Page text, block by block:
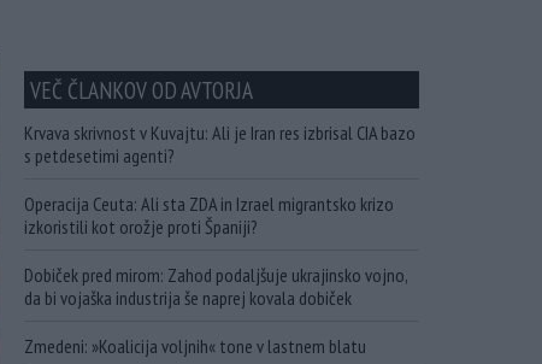
VEČ ČLANKOV OD AVTORJA
Krvava skrivnost v Kuvajtu: Ali je Iran res izbrisal CIA bazo
s petdesetimi agenti?
Operacija Ceuta: Ali sta ZDA in Izrael migrantsko krizo
izkoristili kot orožje proti Španiji?
Dobiček pred mirom: Zahod podaljšuje ukrajinsko vojno,
da bi vojaška industrija še naprej kovala dobiček
Zmedeni: »Koalicija voljnih« tone v lastnem blatu